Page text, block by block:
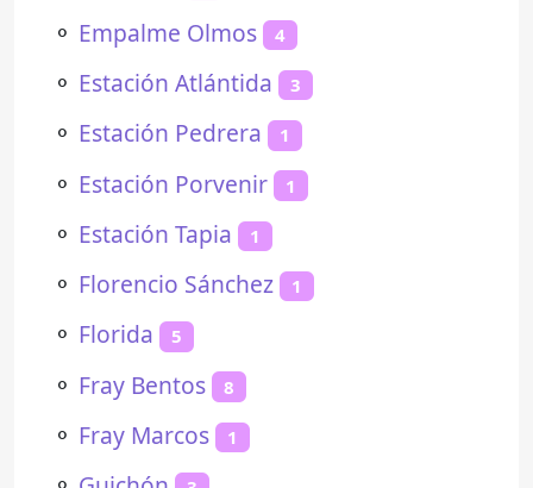
⚬ Empalme Olmos 4
⚬ Estación Atlántida 3
⚬ Estación Pedrera 1
⚬ Estación Porvenir 1
⚬ Estación Tapia 1
⚬ Florencio Sánchez 1
⚬ Florida 5
⚬ Fray Bentos 8
⚬ Fray Marcos 1